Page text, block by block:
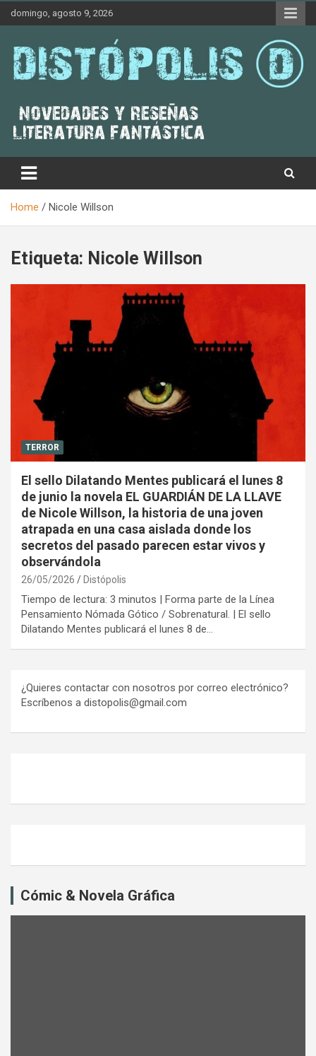
Skip
domingo, agosto 9, 2026
Distópolis
Home Nicole Willson
Etiqueta: Nicole Willson
TERROR
El sello Dilatando Mentes publicará el lunes 8
de junio la novela EL GUARDIÁN DE LA LLAVE
de Nicole Willson, la historia de una joven
atrapada en una casa aislada donde los
secretos del pasado parecen estar vivos y
observándola
26/05/2026 Distópolis
Tiempo de lectura: 3 minutos | Forma parte de la Línea
Pensamiento Nómada Gótico / Sobrenatural. | El sello
Dilatando Mentes publicará el lunes 8 de…
¿Quieres contactar con nosotros por correo electrónico?
Escríbenos a distopolis@gmail.com
Cómic & Novela Gráfica